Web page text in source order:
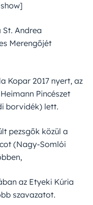
Andrea
Merengőjét
Kopar 2017 nyert, az
Pincészet
borvidék) lett.
pezsgők közül a
(Nagy-Somlói
az Etyeki Kúria
szavazatot.